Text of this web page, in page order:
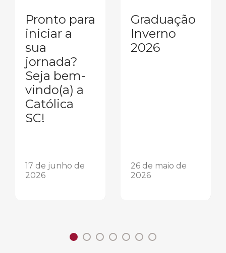
Pronto para
iniciar a
sua
jornada?
Seja bem-
vindo(a) a
Católica
SC!
17 de junho de
2026
Graduação
Inverno
2026
26 de maio de
2026